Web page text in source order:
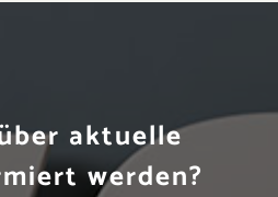
aktuelle
werden?